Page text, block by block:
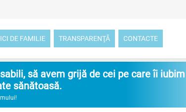
DE FAMILIE TRANSPARENŢĂ CONTACTE
să avem grijă de cei pe care îi
sănătoasă.